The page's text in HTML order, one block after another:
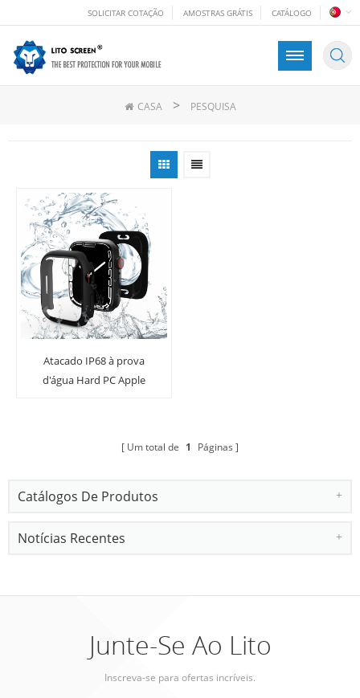
SOLICITAR COTAÇÃO AMOSTRAS GRÁTIS CATÁLOGO
CASA > PESQUISA
Atacado IP68 à prova
d'água Hard PC Apple
Um total de 1 Páginas
Catálogos De Produtos
Notícias Recentes
Junte-Se Ao Lito
Inscreva-se para ofertas incríveis.